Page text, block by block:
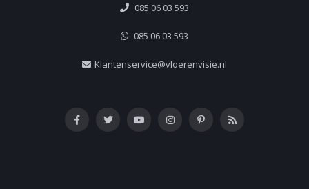
085 06 03 593
085 06 03 593
Klantenservice@vloerenvisie.nl